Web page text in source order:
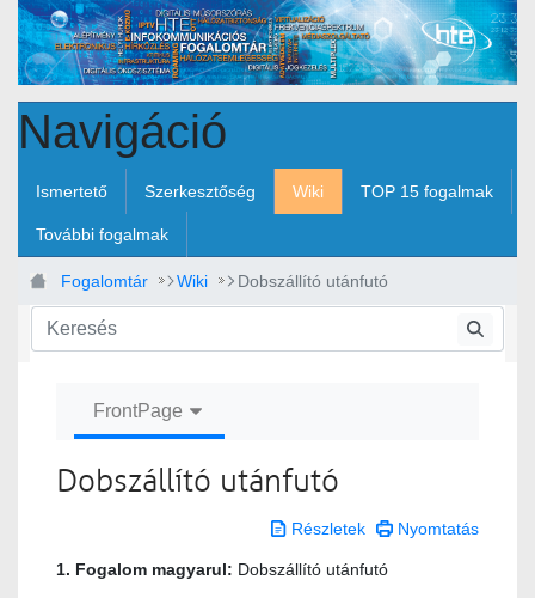
Ugrás a fő tartalomhoz
Navigáció
Ismertető Szerkesztőség Wiki TOP 15 fogalmak
További fogalmak
Fogalomtár Wiki Dobszállító utánfutó
FrontPage
Dobszállító utánfutó
Részletek Nyomtatás
1. Fogalom magyarul: Dobszállító utánfutó